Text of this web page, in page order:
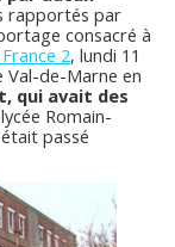
rapportés par
consacré à
2, lundi 11
Val-de-Marne en
qui avait des
Romain-
passé